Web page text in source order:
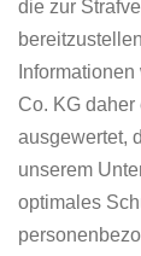
die zur
Co. KG daher
ausgewertet,
unserem
optimales